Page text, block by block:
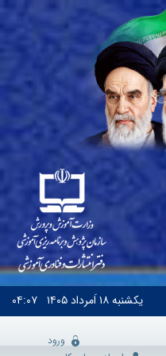
یکشنبه۱۸ اَمرداد ۱۴۰۵ ۰۴:۰۷
ورود